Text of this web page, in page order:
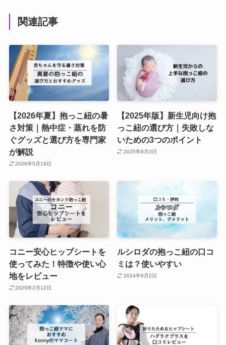
関連記事
【2026年夏】抱っこ紐の暑
さ対策｜熱中症・蒸れを防
ぐグッズと選び方を専門家
が解説
2026年5月19日
【2025年版】新生児向け抱
っこ紐の選び方｜失敗しな
いための3つのポイント
2025年6月3日
コニー安心ヒップシートを
使ってみた！特徴や使い心
地をレビュー
2025年2月12日
ルシロダの抱っこ紐の口コ
ミは？使いやすい
2024年9月2日